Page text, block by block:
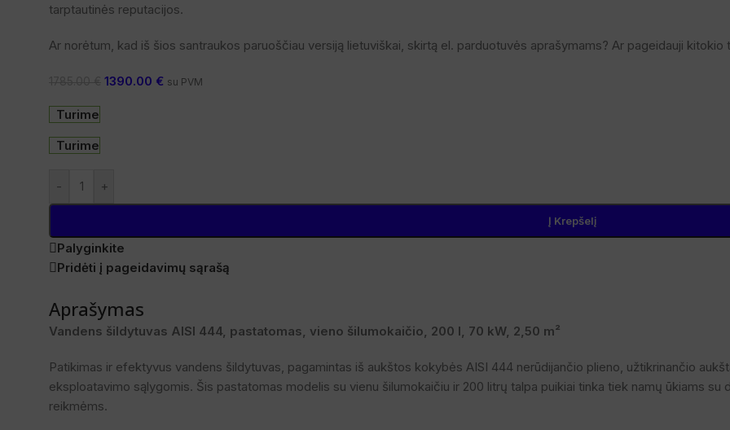
tarptautinės reputacijos.
Ar norėtum, kad iš šios santraukos paruoščiau versiją lietuviškai, skirtą el. parduotuvės aprašymams? Ar pageidauji kitokio
1390.00 € su PVM
Turime
Turime
- +
Į Krepšelį
Palyginkite
Pridėti į pageidavimų sąrašą
Aprašymas
Vandens šildytuvas AISI 444, pastatomas, vieno šilumokaičio, 200 l, 70 kW, 2,50 m²
Patikimas ir efektyvus vandens šildytuvas, pagamintas iš aukštos kokybės AISI 444 nerūdijančio plieno, užtikrinančio
eksploatavimo sąlygomis. Šis pastatomas modelis su vienu šilumokaičiu ir 200 litrų talpa puikiai tinka tiek namų ūkiams
reikmėms.